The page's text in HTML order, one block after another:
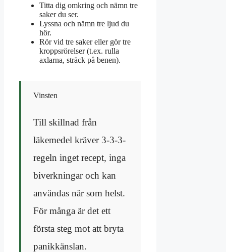
Titta dig omkring och nämn tre
saker du ser.
Lyssna och nämn tre ljud du
hör.
Rör vid tre saker eller gör tre
kroppsrörelser (t.ex. rulla
axlarna, sträck på benen).
Vinsten
Till skillnad från
läkemedel kräver 3-3-3-
regeln inget recept, inga
biverkningar och kan
användas när som helst.
För många är det ett
första steg mot att bryta
panikkänslan.